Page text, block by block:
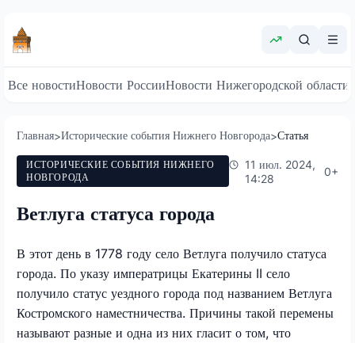
Все новостиНовости РоссииНовости Нижегородской области
Главная>Исторические события Нижнего Новгорода>Статья
ИСТОРИЧЕСКИЕ СОБЫТИЯ НИЖНЕГО
НОВГОРОДА
11 июл. 2024,
14:28
0+
Ветлуга статуса города
В этот день в 1778 году село Ветлуга получило статуса
города. По указу императрицы Екатерины II село
получило статус уездного города под названием Ветлуга
Костромского наместничества. Причины такой перемены
называют разные и одна из них гласит о том, что